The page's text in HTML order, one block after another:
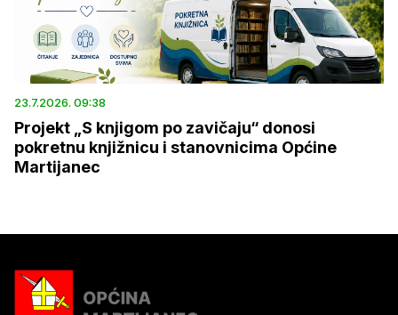
23.7.2026. 09:38
Projekt „S knjigom po zavičaju“ donosi
pokretnu knjižnicu i stanovnicima Općine
Martijanec